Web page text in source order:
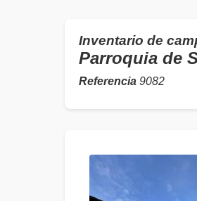
Inventario de
Parroquia de
Referencia 9082